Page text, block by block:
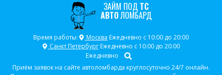
ЗАЙМ ПОД ТС
АВТОЛОМБАРД
Время работы: Москва Ежедневно с 10:00 до 20:00
Санкт ПетербургЕжедневно с 10:00 до 20:00
Ежедневно
Приём заявок на сайте автоломбарда круглосуточно 24/7 онлайн.